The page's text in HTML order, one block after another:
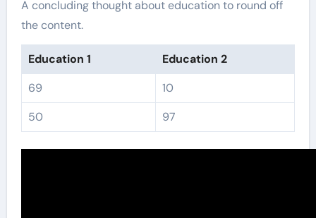
A concluding thought about education to round off
the content.
Education 1
Education 2
69
10
50
97